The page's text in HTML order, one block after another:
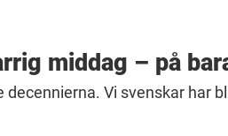
middag – på
Vi svenskar har